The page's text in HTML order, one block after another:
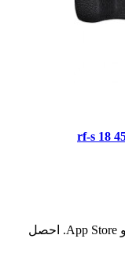
تطبيق الشناوي متاح الآن على Google Play و App Store. احصل